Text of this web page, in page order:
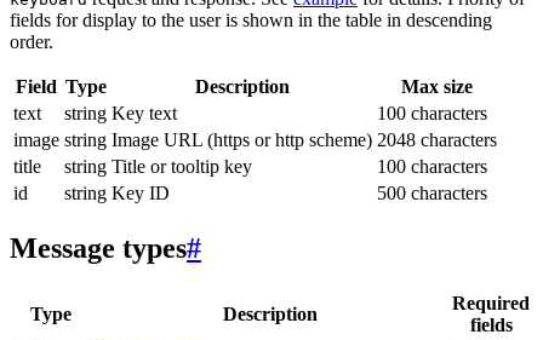
fields for display to the user is shown in the table in descending
order.
Field Type Description
Max size
text
string Key text
100 characters
image string Image URL (https or http scheme) 2048 characters
title
string Title or tooltip key
100 characters
id
string Key ID 500 characters
Message types#
Type Description
Required
fields